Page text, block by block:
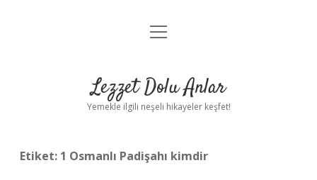
Anasayfa
Yasal Uyarı
menüyü
Lezzet Dolu Anlar
Yemekle ilgili neşeli hikayeler keşfet!
Etiket: 1 Osmanlı Padişahı kimdir